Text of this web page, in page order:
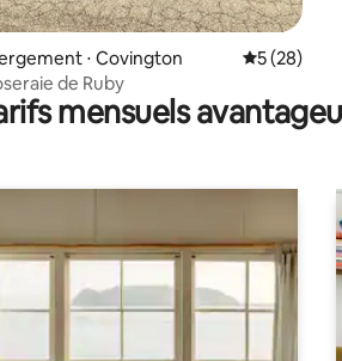
⋅ Covington Évaluation
5 (28)
de Ruby
mensuels